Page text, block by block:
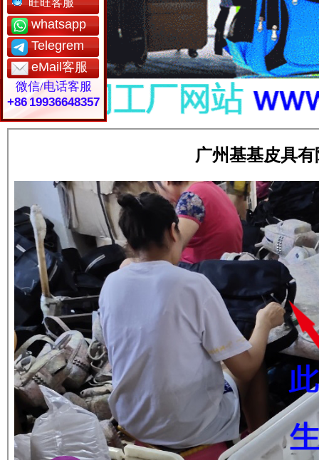
旺旺客服
whatsapp
Telegrem
eMail客服
微信/电话客服
+86 19936648357